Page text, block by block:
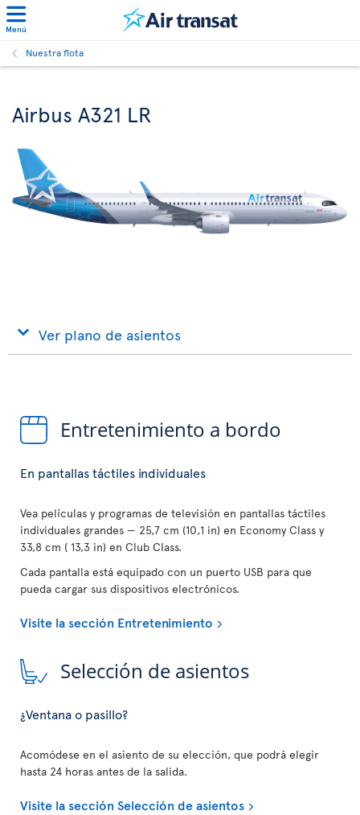
Menú
Nuestra flota
Airbus A321 LR
Ver plano de asientos
Entretenimiento a bordo
En pantallas táctiles individuales
Vea películas y programas de televisión en pantallas táctiles
individuales grandes — 25,7 cm (10,1 in) en Economy Class y
33,8 cm ( 13,3 in) en Club Class.
Cada pantalla está equipado con un puerto USB para que
pueda cargar sus dispositivos electrónicos.
Visite la sección Entretenimiento
Selección de asientos
¿Ventana o pasillo?
Acomódese en el asiento de su elección, que podrá elegir
hasta 24 horas antes de la salida.
Visite la sección Selección de asientos